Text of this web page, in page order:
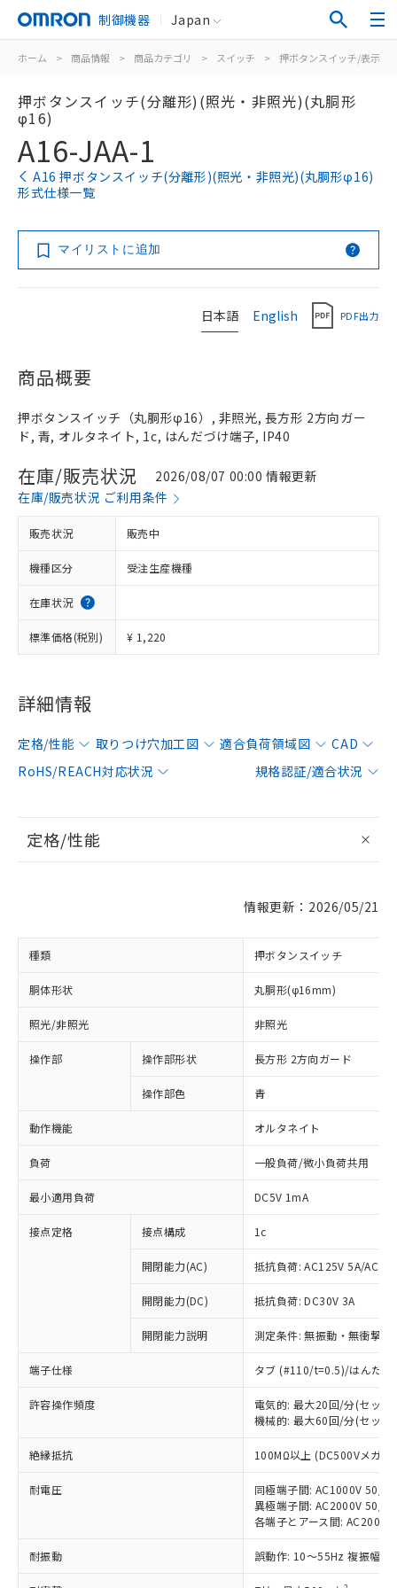
制御機器 Japan
ホーム > 商品情報 > 商品カテゴリ > スイッチ > 押ボタンスイッチ/表示灯
押ボタンスイッチ(分離形)(照光・非照光)(丸胴形
φ16)
A16-JAA-1
A16 押ボタンスイッチ(分離形)(照光・非照光)(丸胴形φ16)
形式仕様一覧
マイリストに追加
日本語 English PDF出力
商品概要
押ボタンスイッチ（丸胴形φ16）, 非照光, 長方形 2方向ガー
ド, 青, オルタネイト, 1c, はんだづけ端子, IP40
在庫/販売状況
2026/08/07 00:00 情報更新
在庫/販売状況 ご利用条件
販売状況 販売中
機種区分 受注生産機種
在庫状況
標準価格(税別) ¥ 1,220
詳細情報
定格/性能 取りつけ穴加工図 適合負荷領域図
CAD
RoHS/REACH対応状況
規格認証/適合状況
定格/性能
情報更新：2026/05/21
種類 押ボタンスイッチ
胴体形状 丸胴形(φ16mm)
照光/非照光 非照光
操作部 操作部形状 長方形 2方向ガード
操作部色 青
動作機能 オルタネイト
負荷 一般負荷/微小負荷共用
最小適用負荷 DC5V 1mA
接点定格 接点構成 1c
開閉能力(AC) 抵抗負荷: AC125V 5A/
開閉能力(DC) 抵抗負荷: DC30V 3A
開閉能力説明 測定条件: 無振動・無衝撃
端子仕様 タブ (#110/t=0.5)/はんだづ
許容操作頻度
電気的: 最大20回/分(セット
機械的: 最大60回/分(セット
絶縁抵抗 100MΩ以上 (DC500Vメガ)
耐電圧
同極端子間: AC1000V 50/
異極端子間: AC2000V 50/
各端子とアース間:
耐振動 誤動作: 10～55Hz 複振幅
※1 対応状況
対応済み：EU RoHS指令（10物質）の
非含有に対応した製品が提供可能な商品で
対応予定：EU RoHS指令（10物質）の非含
有に対応した製品に切り替える予定のある